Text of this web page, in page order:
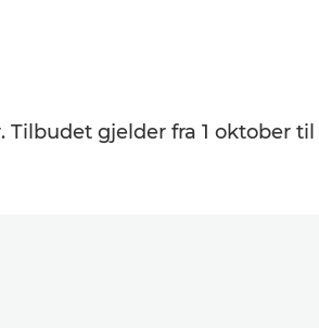
gjelder fra 1 oktober til